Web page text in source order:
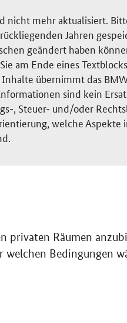
mehr aktualisiert.
Jahren
geändert haben
am Ende eines
übernimmt das
sind kein
, Steuer- und/oder
welche Aspekte
privaten Räumen
Bedingungen